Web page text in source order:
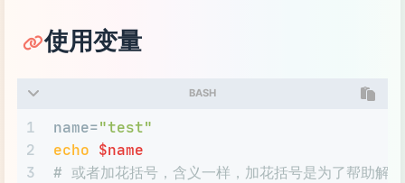
使用变量
BASH
1
2
3
name="test"
echo $name
# 或者加花括号，含义一样，加花括号是为了帮助解